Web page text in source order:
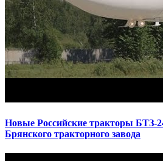
Новые Российские тракторы БТЗ-
Брянского тракторного завода